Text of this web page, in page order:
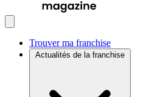
Trouver ma franchise
Actualités de la franchise